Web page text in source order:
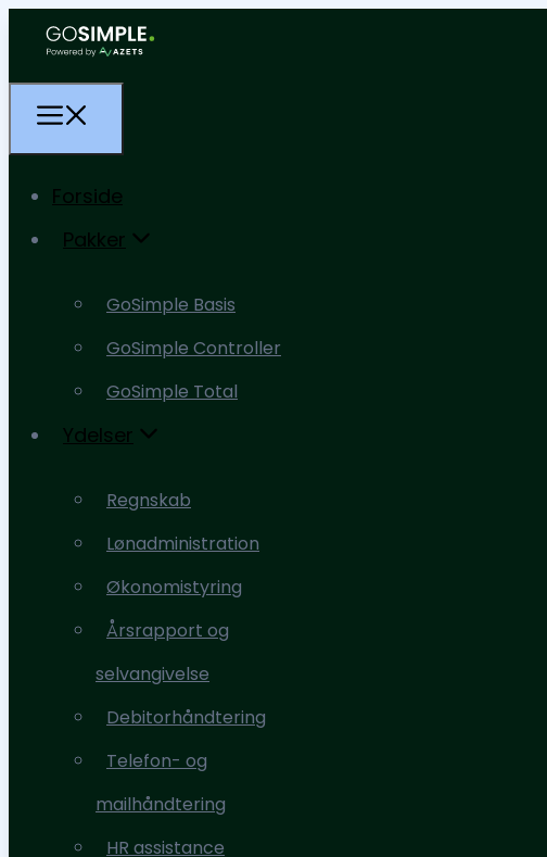
Pakker
GoSimple Basis
Ydelser
Regnskab
Økonomistyring
Årsrapport og
selvangivelse
Debitorhåndtering
Telefon- og
Forside
Pakker
GoSimple Basis
GoSimple Controller
GoSimple Total
Ydelser
Regnskab
Lønadministration
Økonomistyring
Årsrapport og
selvangivelse
Debitorhåndtering
Telefon- og
mailhåndtering
HR assistance